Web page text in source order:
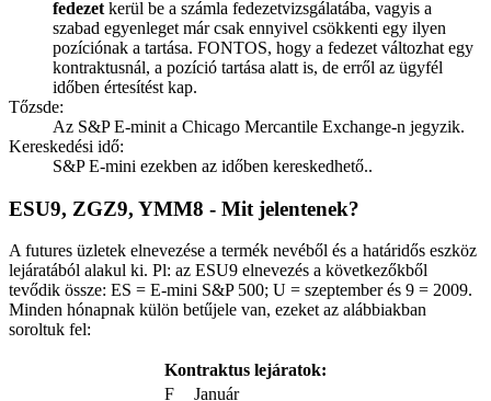
fedezet kerül be a számla fedezetvizsgálatába, vagyis a
szabad egyenleget már csak ennyivel csökkenti egy ilyen
pozíciónak a tartása. FONTOS, hogy a fedezet változhat egy
kontraktusnál, a pozíció tartása alatt is, de erről az ügyfél
időben értesítést kap.
Tőzsde:
Az S&P E-minit a Chicago Mercantile Exchange-n jegyzik.
Kereskedési idő:
S&P E-mini ezekben az időben kereskedhető..
ESU9, ZGZ9, YMM8 - Mit jelentenek?
A futures üzletek elnevezése a termék nevéből és a határidős eszköz
lejáratából alakul ki. Pl: az ESU9 elnevezés a következőkből
tevődik össze: ES = E-mini S&P 500; U = szeptember és 9 = 2009.
Minden hónapnak külön betűjele van, ezeket az alábbiakban
soroltuk fel:
Kontraktus lejáratok:
F
Január